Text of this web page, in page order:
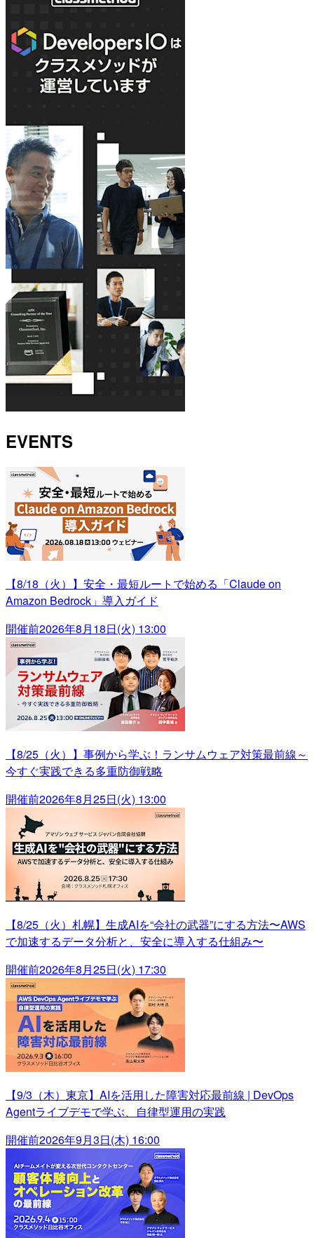
EVENTS
【8/18（火）】安全・最短ルートで始める「Claude on
Amazon Bedrock」導入ガイド
開催前2026年8月18日(火) 13:00
【8/25（火）】事例から学ぶ！ランサムウェア対策最前線～
今すぐ実践できる多重防御戦略
開催前2026年8月25日(火) 13:00
【8/25（火）札幌】生成AIを“会社の武器”にする方法〜AWS
で加速するデータ分析と、安全に導入する仕組み〜
開催前2026年8月25日(火) 17:30
【9/3（木）東京】AIを活用した障害対応最前線 | DevOps
Agentライブデモで学ぶ、自律型運用の実践
開催前2026年9月3日(木) 16:00